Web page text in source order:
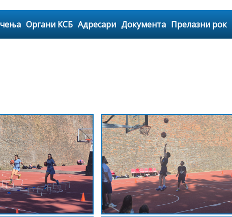
Органи КСБ Адресари Документа Прелазни рок